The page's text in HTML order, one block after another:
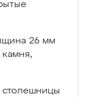
26 мм